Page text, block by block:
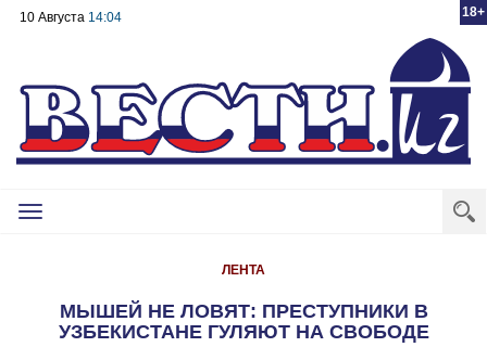
18+
10 Августа 14:04
Toggle
ЛЕНТА
МЫШЕЙ НЕ ЛОВЯТ: ПРЕСТУПНИКИ В
УЗБЕКИСТАНЕ ГУЛЯЮТ НА СВОБОДЕ